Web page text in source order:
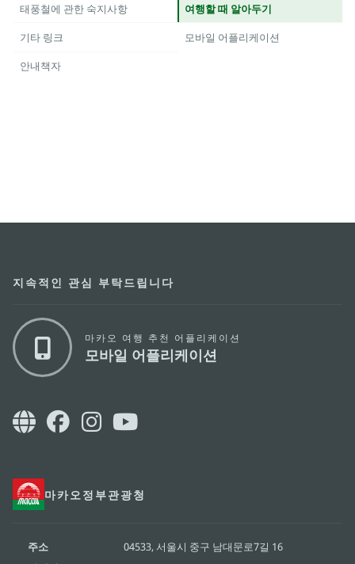
태풍철에 관한 숙지사항 여행할 때 알아두기
기타 링크 모바일 어플리케이션
안내책자
마카오정부관광청
주소
04533, 서울시 중구 남대문로7길 16
지속적인 관심 부탁드립니다
마카오 여행 추천 어플리케이션
모바일 어플리케이션